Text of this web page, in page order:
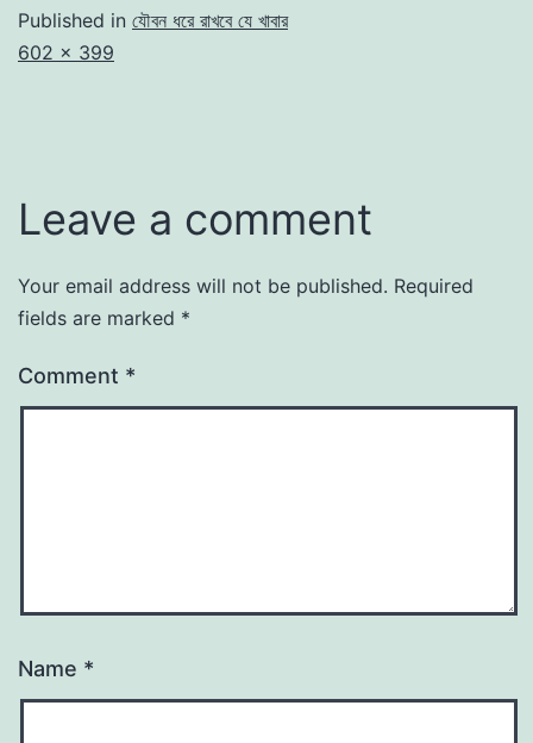
Published in যৌবন ধরে রাখবে যে খাবার
Full
602 × 399
Leave a comment
Your email address will not be published. Required
fields are marked *
Comment *
Name *